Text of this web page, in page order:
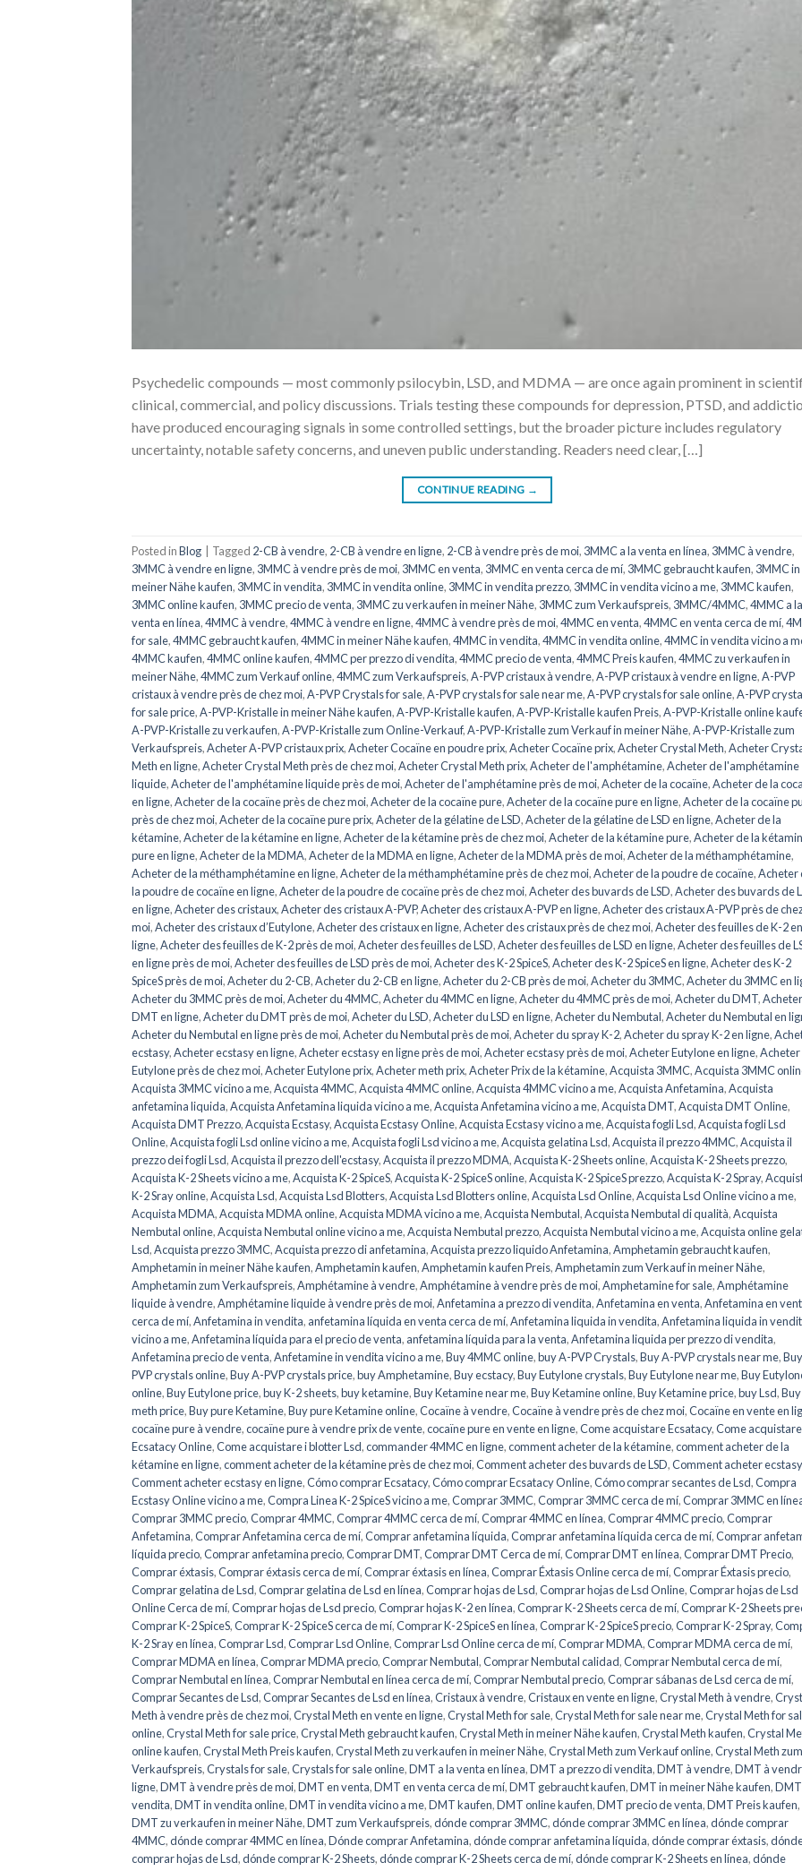
Psychedelic compounds — most commonly psilocybin, LSD, and MDMA — are once again prominent in
clinical, commercial, and policy discussions. Trials testing these compounds for depression, PTSD, and
have produced encouraging signals in some controlled settings, but the broader picture includes regulatory
uncertainty, notable safety concerns, and uneven public understanding. Readers need clear, […]
CONTINUE READING →
Posted inBlog Tagged 2-CB à vendre, 2-CB à vendre en ligne, 2-CB à vendre près de moi, 3MMC a la venta en línea, 3MMC à vendre,
3MMC à vendre en ligne, 3MMC à vendre près de moi, 3MMC en venta, 3MMC en venta cerca de mí, 3MMC gebraucht kaufen, 3MMC in
meiner Nähe kaufen, 3MMC in vendita, 3MMC in vendita online, 3MMC in vendita prezzo, 3MMC in vendita vicino a me, 3MMC kaufen,
3MMC online kaufen, 3MMC precio de venta, 3MMC zu verkaufen in meiner Nähe, 3MMC zum Verkaufspreis, 3MMC/4MMC,4MMC a la
venta en línea,4MMC à vendre,4MMC à vendre en ligne,4MMC à vendre près de moi,4MMC en venta,4MMC en venta cerca de mí,
for sale,4MMC gebraucht kaufen,4MMC in meiner Nähe kaufen,4MMC in vendita,4MMC in vendita online,4MMC in vendita vicino a
4MMC kaufen,4MMC online kaufen,4MMC per prezzo di vendita,4MMC precio de venta,4MMC Preis kaufen,4MMC zu verkaufen in
meiner Nähe,4MMC zum Verkauf online,4MMC zum Verkaufspreis,A-PVP cristaux à vendre,A-PVP cristaux à vendre en ligne,A-PVP
cristaux à vendre près de chez moi,A-PVP Crystals for sale,A-PVP crystals for sale near me,A-PVP crystals for sale online,A-PVP
for sale price,A-PVP-Kristalle in meiner Nähe kaufen,A-PVP-Kristalle kaufen,A-PVP-Kristalle kaufen Preis,A-PVP-Kristalle online
A-PVP-Kristalle zu verkaufen,A-PVP-Kristalle zum Online-Verkauf,A-PVP-Kristalle zum Verkauf in meiner Nähe,A-PVP-Kristalle zum
Verkaufspreis,Acheter A-PVP cristaux prix,Acheter Cocaïne en poudre prix,Acheter Cocaïne prix,Acheter Crystal Meth,Acheter
Meth en ligne,Acheter Crystal Meth près de chez moi,Acheter Crystal Meth prix,Acheter de l'amphétamine,Acheter de l'amphétamine
liquide,Acheter de l'amphétamine liquide près de moi,Acheter de l'amphétamine près de moi,Acheter de la cocaïne,Acheter de la
en ligne,Acheter de la cocaïne près de chez moi,Acheter de la cocaïne pure,Acheter de la cocaïne pure en ligne,Acheter de la cocaïne
près de chez moi,Acheter de la cocaïne pure prix,Acheter de la gélatine de LSD,Acheter de la gélatine de LSD en ligne,Acheter de la
kétamine,Acheter de la kétamine en ligne,Acheter de la kétamine près de chez moi,Acheter de la kétamine pure,Acheter de la
pure en ligne,Acheter de la MDMA,Acheter de la MDMA en ligne,Acheter de la MDMA près de moi,Acheter de la méthamphétamine,
Acheter de la méthamphétamine en ligne,Acheter de la méthamphétamine près de chez moi,Acheter de la poudre de cocaïne,Acheter
la poudre de cocaïne en ligne,Acheter de la poudre de cocaïne près de chez moi,Acheter des buvards de LSD,Acheter des buvards de
en ligne,Acheter des cristaux,Acheter des cristaux A-PVP,Acheter des cristaux A-PVP en ligne,Acheter des cristaux A-PVP près de
moi,Acheter des cristaux d’Eutylone,Acheter des cristaux en ligne,Acheter des cristaux près de chez moi,Acheter des feuilles de K-2 en
ligne,Acheter des feuilles de K-2 près de moi,Acheter des feuilles de LSD,Acheter des feuilles de LSD en ligne,Acheter des feuilles de
en ligne près de moi,Acheter des feuilles de LSD près de moi,Acheter des K-2 SpiceS,Acheter des K-2 SpiceS en ligne,Acheter des K-2
SpiceS près de moi,Acheter du 2-CB,Acheter du 2-CB en ligne,Acheter du 2-CB près de moi,Acheter du 3MMC,Acheter du 3MMC en
Acheter du 3MMC près de moi,Acheter du 4MMC,Acheter du 4MMC en ligne,Acheter du 4MMC près de moi,Acheter du DMT,
DMT en ligne,Acheter du DMT près de moi,Acheter du LSD,Acheter du LSD en ligne,Acheter du Nembutal,Acheter du Nembutal en
Acheter du Nembutal en ligne près de moi,Acheter du Nembutal près de moi,Acheter du spray K-2,Acheter du spray K-2 en ligne,
ecstasy,Acheter ecstasy en ligne,Acheter ecstasy en ligne près de moi,Acheter ecstasy près de moi,Acheter Eutylone en ligne,Acheter
Eutylone près de chez moi,Acheter Eutylone prix,Acheter meth prix,Acheter Prix de la kétamine,Acquista 3MMC,Acquista 3MMC
Acquista 3MMC vicino a me,Acquista 4MMC,Acquista 4MMC online,Acquista 4MMC vicino a me,Acquista Anfetamina,Acquista
anfetamina liquida,Acquista Anfetamina liquida vicino a me,Acquista Anfetamina vicino a me,Acquista DMT,Acquista DMT Online,
Acquista DMT Prezzo,Acquista Ecstasy,Acquista Ecstasy Online,Acquista Ecstasy vicino a me,Acquista fogli Lsd,Acquista fogli Lsd
Online,Acquista fogli Lsd online vicino a me,Acquista fogli Lsd vicino a me,Acquista gelatina Lsd,Acquista il prezzo 4MMC,Acquista il
prezzo dei fogli Lsd,Acquista il prezzo dell'ecstasy,Acquista il prezzo MDMA,Acquista K-2 Sheets online,Acquista K-2 Sheets prezzo,
Acquista K-2 Sheets vicino a me,Acquista K-2 SpiceS,Acquista K-2 SpiceS online,Acquista K-2 SpiceS prezzo,Acquista K-2 Spray,
K-2 Sray online,Acquista Lsd,Acquista Lsd Blotters,Acquista Lsd Blotters online,Acquista Lsd Online,Acquista Lsd Online vicino a me,
Acquista MDMA,Acquista MDMA online,Acquista MDMA vicino a me,Acquista Nembutal,Acquista Nembutal di qualità,Acquista
Nembutal online,Acquista Nembutal online vicino a me,Acquista Nembutal prezzo,Acquista Nembutal vicino a me,Acquista online
Lsd,Acquista prezzo 3MMC,Acquista prezzo di anfetamina,Acquista prezzo liquido Anfetamina,Amphetamin gebraucht kaufen,
Amphetamin in meiner Nähe kaufen,Amphetamin kaufen,Amphetamin kaufen Preis,Amphetamin zum Verkauf in meiner Nähe,
Amphetamin zum Verkaufspreis,Amphétamine à vendre,Amphétamine à vendre près de moi,Amphetamine for sale,Amphétamine
liquide à vendre,Amphétamine liquide à vendre près de moi,Anfetamina a prezzo di vendita,Anfetamina en venta,Anfetamina en
cerca de mí,Anfetamina in vendita, anfetamina líquida en venta cerca de mí,Anfetamina liquida in vendita,Anfetamina liquida in
vicino a me,Anfetamina líquida para el precio de venta, anfetamina líquida para la venta,Anfetamina liquida per prezzo di vendita,
Anfetamina precio de venta,Anfetamine in vendita vicino a me,Buy 4MMC online,buy A-PVP Crystals,Buy A-PVP crystals near me,
PVP crystals online,Buy A-PVP crystals price,buy Amphetamine,Buy ecstacy,Buy Eutylone crystals,Buy Eutylone near me,Buy
online,Buy Eutylone price,buy K-2 sheets,buy ketamine,Buy Ketamine near me,Buy Ketamine online,Buy Ketamine price,buy Lsd,Buy
meth price,Buy pure Ketamine,Buy pure Ketamine online,Cocaïne à vendre,Cocaïne à vendre près de chez moi,Cocaïne en vente en
cocaïne pure à vendre,cocaïne pure à vendre prix de vente,cocaïne pure en vente en ligne,Come acquistare Ecsatacy,Come acquistare
Ecsatacy Online,Come acquistare i blotter Lsd,commander 4MMC en ligne,comment acheter de la kétamine,comment acheter de la
kétamine en ligne,comment acheter de la kétamine près de chez moi,Comment acheter des buvards de LSD,Comment acheter ecstasy
Comment acheter ecstasy en ligne,Cómo comprar Ecsatacy,Cómo comprar Ecsatacy Online,Cómo comprar secantes de Lsd,Compra
Ecstasy Online vicino a me,Compra Linea K-2 SpiceS vicino a me,Comprar 3MMC,Comprar 3MMC cerca de mí,Comprar 3MMC en
Comprar 3MMC precio,Comprar 4MMC,Comprar 4MMC cerca de mí,Comprar 4MMC en línea,Comprar 4MMC precio,Comprar
Anfetamina,Comprar Anfetamina cerca de mí,Comprar anfetamina líquida,Comprar anfetamina líquida cerca de mí,Comprar
líquida precio,Comprar anfetamina precio,Comprar DMT,Comprar DMT Cerca de mí,Comprar DMT en línea,Comprar DMT Precio,
Comprar éxtasis,Comprar éxtasis cerca de mí,Comprar éxtasis en línea,Comprar Éxtasis Online cerca de mí,Comprar Éxtasis precio,
Comprar gelatina de Lsd,Comprar gelatina de Lsd en línea,Comprar hojas de Lsd,Comprar hojas de Lsd Online,Comprar hojas de Lsd
Online Cerca de mí,Comprar hojas de Lsd precio,Comprar hojas K-2 en línea,Comprar K-2 Sheets cerca de mí,Comprar K-2 Sheets
Comprar K-2 SpiceS,Comprar K-2 SpiceS cerca de mí,Comprar K-2 SpiceS en línea,Comprar K-2 SpiceS precio,Comprar K-2 Spray,
K-2 Sray en línea,Comprar Lsd,Comprar Lsd Online,Comprar Lsd Online cerca de mí,Comprar MDMA,Comprar MDMA cerca de mí,
Comprar MDMA en línea,Comprar MDMA precio,Comprar Nembutal,Comprar Nembutal calidad,Comprar Nembutal cerca de mí,
Comprar Nembutal en línea,Comprar Nembutal en línea cerca de mí,Comprar Nembutal precio,Comprar sábanas de Lsd cerca de mí,
Comprar Secantes de Lsd,Comprar Secantes de Lsd en línea,Cristaux à vendre,Cristaux en vente en ligne,Crystal Meth à vendre,
Meth à vendre près de chez moi,Crystal Meth en vente en ligne,Crystal Meth for sale,Crystal Meth for sale near me,Crystal Meth for
online,Crystal Meth for sale price,Crystal Meth gebraucht kaufen,Crystal Meth in meiner Nähe kaufen,Crystal Meth kaufen,Crystal
online kaufen,Crystal Meth Preis kaufen,Crystal Meth zu verkaufen in meiner Nähe,Crystal Meth zum Verkauf online,Crystal Meth zum
Verkaufspreis,Crystals for sale,Crystals for sale online,DMT a la venta en línea,DMT a prezzo di vendita,DMT à vendre,DMT à
ligne,DMT à vendre près de moi,DMT en venta,DMT en venta cerca de mí,DMT gebraucht kaufen,DMT in meiner Nähe kaufen,
vendita,DMT in vendita online,DMT in vendita vicino a me,DMT kaufen,DMT online kaufen,DMT precio de venta,DMT Preis kaufen,
DMT zu verkaufen in meiner Nähe,DMT zum Verkaufspreis,dónde comprar 3MMC,dónde comprar 3MMC en línea,dónde comprar
4MMC,dónde comprar 4MMC en línea,Dónde comprar Anfetamina,dónde comprar anfetamina líquida,dónde comprar éxtasis,
comprar hojas de Lsd,dónde comprar K-2 Sheets,dónde comprar K-2 Sheets cerca de mí,dónde comprar K-2 Sheets en línea,dónde